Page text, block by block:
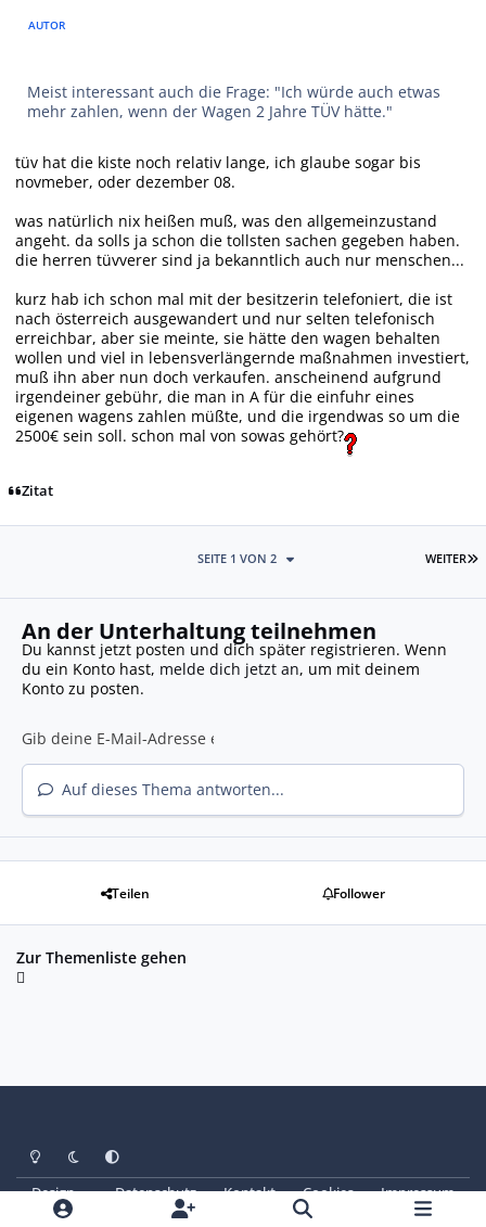
AUTOR
Meist interessant auch die Frage: "Ich würde auch etwas
mehr zahlen, wenn der Wagen 2 Jahre TÜV hätte."
tüv hat die kiste noch relativ lange, ich glaube sogar bis
novmeber, oder dezember 08.
was natürlich nix heißen muß, was den allgemeinzustand
angeht. da solls ja schon die tollsten sachen gegeben haben.
die herren tüvverer sind ja bekanntlich auch nur menschen...
kurz hab ich schon mal mit der besitzerin telefoniert, die ist
nach österreich ausgewandert und nur selten telefonisch
erreichbar, aber sie meinte, sie hätte den wagen behalten
wollen und viel in lebensverlängernde maßnahmen investiert,
muß ihn aber nun doch verkaufen. anscheinend aufgrund
irgendeiner gebühr, die man in A für die einfuhr eines
eigenen wagens zahlen müßte, und die irgendwas so um die
2500€ sein soll. schon mal von sowas gehört?
Zitat
WEITER
SEITE 1 VON 2
An der Unterhaltung teilnehmen
Du kannst jetzt posten und dich später registrieren. Wenn
du ein Konto hast, melde dich jetzt an, um mit deinem
Konto zu posten.
Auf dieses Thema antworten...
Teilen Follower
Zur Themenliste gehen
Heller ModusDunkler Modus
Systemeinstellung
Design Datenschutz Kontakt Cookies
Impressum
© Copyright 2025 - SAABoteure e. V.
Powered by Invision Community